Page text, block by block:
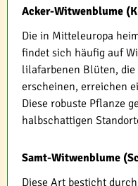
Acker-Witwenblume
Die in Mitteleuropa
findet sich häufig auf
lilafarbenen Blüten, die
erscheinen, erreichen
Diese robuste Pflanze
halbschattigen
Samt-Witwenblume
Diese Art besticht